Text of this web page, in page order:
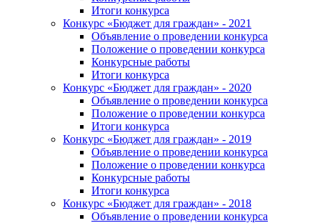
Итоги конкурса
Конкурс «Бюджет для граждан» - 2021
Объявление о проведении конкурса
Положение о проведении конкурса
Конкурсные работы
Итоги конкурса
Конкурс «Бюджет для граждан» - 2020
Объявление о проведении конкурса
Положение о проведении конкурса
Итоги конкурса
Конкурс «Бюджет для граждан» - 2019
Объявление о проведении конкурса
Положение о проведении конкурса
Конкурсные работы
Итоги конкурса
Конкурс «Бюджет для граждан» - 2018
Объявление о проведении конкурса